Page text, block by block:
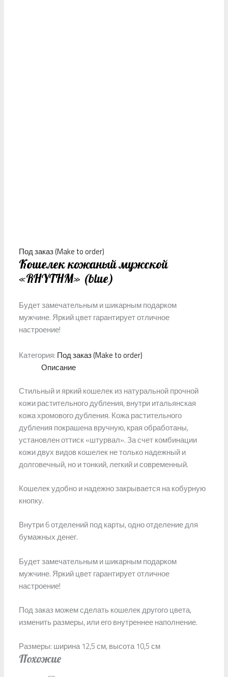
Под заказ (Make to order)
Кошелек кожаный мужской
«RHYTHM» (blue)
Будет замечательным и шикарным подарком
мужчине. Яркий цвет гарантирует отличное
настроение!
Категория: Под заказ (Make to order)
Описание
Стильный и яркий кошелек из натуральной прочной
кожи растительного дубления, внутри итальянская
кожа хромового дубления. Кожа растительного
дубления покрашена вручную, края обработаны,
установлен оттиск «штурвал». За счет комбинации
кожи двух видов кошелек не только надежный и
долговечный, но и тонкий, легкий и современный.
Кошелек удобно и надежно закрывается на кобурную
кнопку.
Внутри 6 отделений под карты, одно отделение для
бумажных денег.
Будет замечательным и шикарным подарком
мужчине. Яркий цвет гарантирует отличное
настроение!
Под заказ можем сделать кошелек другого цвета,
изменить размеры, или его внутреннее наполнение.
Размеры: ширина 12,5 см, высота 10,5 см
Похожие